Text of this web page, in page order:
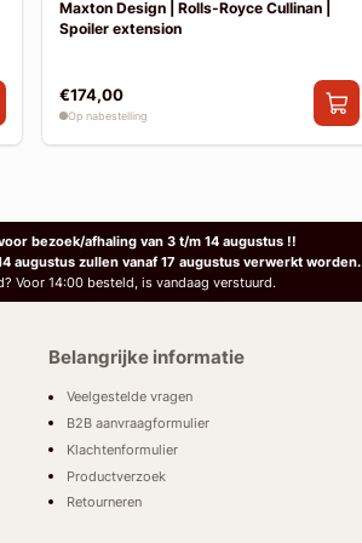
Maxton Design | Rolls-Royce Cullinan |
Spoiler extension
€174,00
Op nabestelling
bezoek/afhaling van 3 t/m 14 augustus !!
augustus zullen vanaf 17 augustus verwerkt worden.
Voor 14:00 besteld, is vandaag verstuurd.
Belangrijke informatie
Veelgestelde vragen
B2B aanvraagformulier
Klachtenformulier
Productverzoek
Retourneren